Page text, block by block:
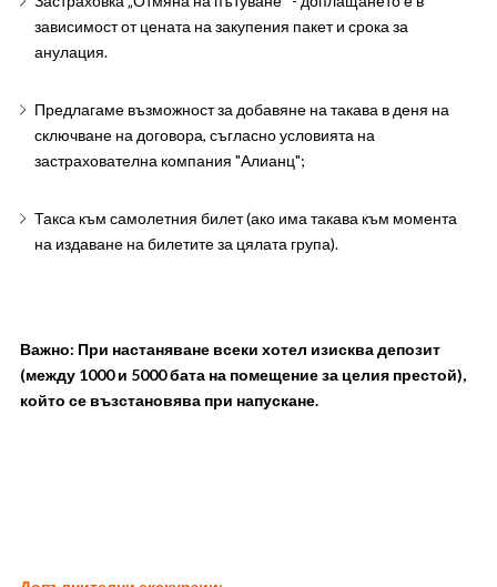
зависимост от цената на закупения пакет и срока за
анулация.
Предлагаме възможност за добавяне на такава в деня на
сключване на договора, съгласно условията на
застрахователна компания "Алианц";
Такса към самолетния билет (ако има такава към момента
на издаване на билетите за цялата група).
Важно: При настаняване всеки хотел изисква депозит
(между 1000 и 5000 бата на помещение за целия престой),
който се възстановява при напускане.